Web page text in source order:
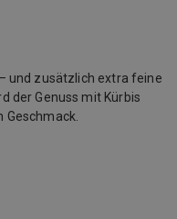
und zusätzlich extra feine
der Genuss mit Kürbis